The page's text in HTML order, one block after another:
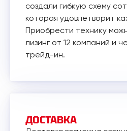
создали гибкую схему
которая удовлетворит
Приобрести технику
лизинг от 12 компаний и
трейд-ин.
ДОСТАВКА